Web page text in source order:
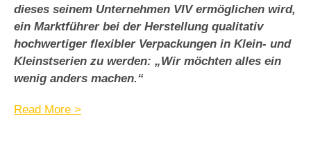
dieses seinem Unternehmen VIV ermöglichen wird,
ein Marktführer bei der Herstellung qualitativ
hochwertiger flexibler Verpackungen in Klein- und
Kleinstserien zu werden: „Wir möchten alles ein
wenig anders machen.“
Read More >